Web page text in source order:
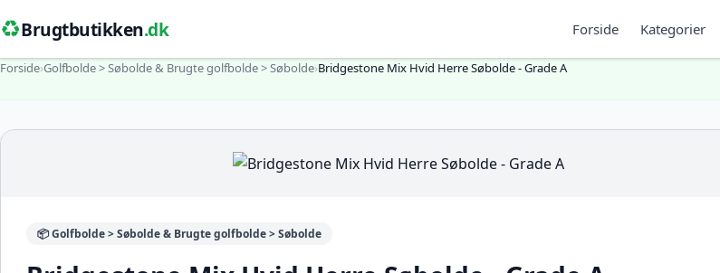
♻️Brugtbutikken.dk Forside Kategorier
Forside›Golfbolde > Søbolde & Brugte golfbolde > Søbolde›Bridgestone Mix Hvid Herre Søbolde - Grade A
📦 Golfbolde > Søbolde & Brugte golfbolde > Søbolde